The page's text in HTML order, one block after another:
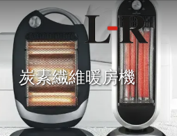
炭素繊維暖房機